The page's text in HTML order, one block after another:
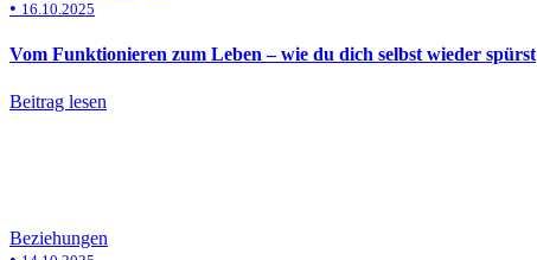
• 16.10.2025
Vom Funktionieren zum Leben – wie du dich selbst wieder spürst
Beitrag lesen
Beziehungen